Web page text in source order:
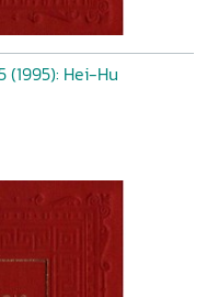
(1995): Hei-Hu